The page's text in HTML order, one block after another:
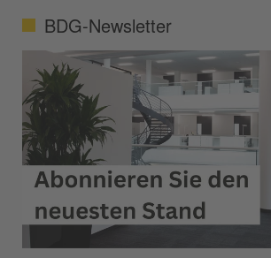
BDG-Newsletter